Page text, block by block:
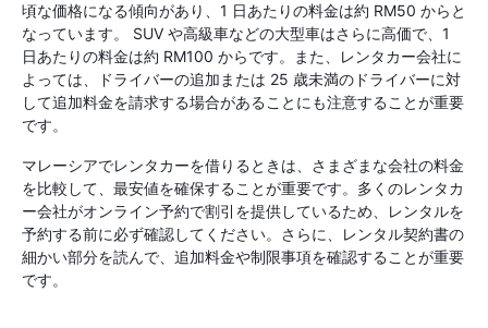
頃な価格になる傾向があり、1 日あたりの料金は約 RM50 からと
なっています。 SUV や高級車などの大型車はさらに高価で、1
日あたりの料金は約 RM100 からです。また、レンタカー会社に
よっては、ドライバーの追加または 25 歳未満のドライバーに対
して追加料金を請求する場合があることにも注意することが重要
です。
マレーシアでレンタカーを借りるときは、さまざまな会社の料金
を比較して、最安値を確保することが重要です。多くのレンタカ
ー会社がオンライン予約で割引を提供しているため、レンタルを
予約する前に必ず確認してください。さらに、レンタル契約書の
細かい部分を読んで、追加料金や制限事項を確認することが重要
です。